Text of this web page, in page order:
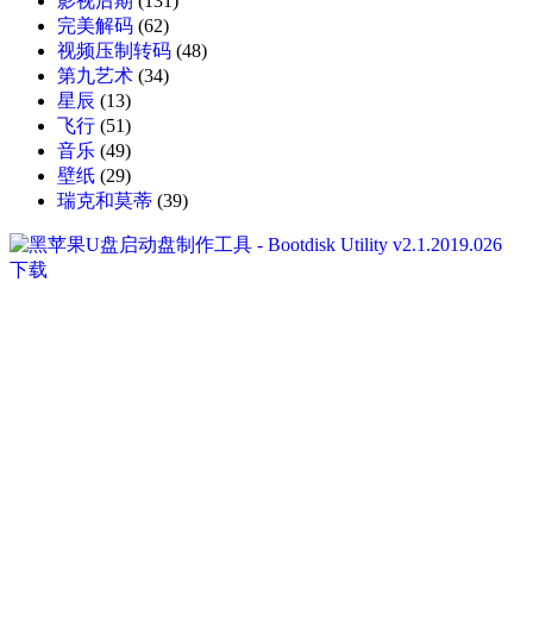
完美解码 (62)
视频压制转码 (48)
第九艺术 (34)
星辰 (13)
飞行 (51)
音乐 (49)
壁纸 (29)
瑞克和莫蒂 (39)